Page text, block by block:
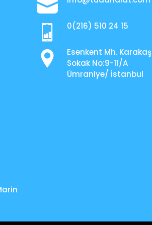
0(216) 510 24 15
Esenkent Mh. Karakaş
Sokak No:9-11/A
Ümraniye/ İstanbul